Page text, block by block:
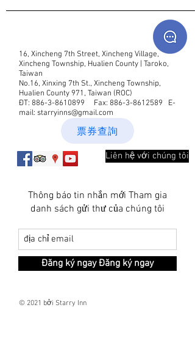
16, Xincheng 7th Street, Xincheng Village,
Xincheng Township, Hualien County | Taroko,
Taiwan
No.16, Xinxing 7th St., Xincheng Township,
Hualien County 971, Taiwan (ROC)
ĐT: 886-3-8610899 Fax: 886-3-8612589 E-
mail: starryinns@gmail.com
票券查詢
Liên hệ với chúng tôi
Thông báo tin nhắn mới Tham gia
danh sách gửi thư của chúng tôi
Đăng ký ngay Đăng ký ngay
© 2021 bởi Starry Inn